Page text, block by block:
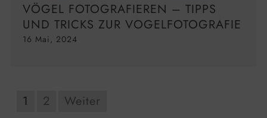
VÖGEL FOTOGRAFIEREN – TIPPS
UND TRICKS ZUR VOGELFOTOGRAFIE
16 Mai, 2024
1 2 Weiter